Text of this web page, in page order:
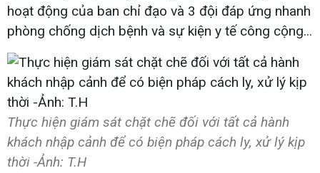
hoạt động của ban chỉ đạo và 3 đội đáp ứng nhanh
phòng chống dịch bệnh và sự kiện y tế công cộng...
Thực hiện giám sát chặt chẽ đối với tất cả hành
khách nhập cảnh để có biện pháp cách ly, xử lý kịp
thời -Ảnh: T.H